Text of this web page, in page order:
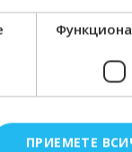
ПРИЕМЕТЕ